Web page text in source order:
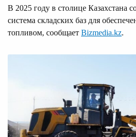
В 2025 году в столице Казахстана
система складских баз для
топливом, сообщает Bizmedia.kz.